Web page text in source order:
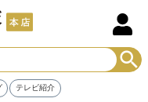
テレビ紹介